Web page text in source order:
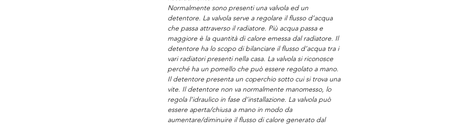
Normalmente sono presenti una valvola ed un
detentore. La valvola serve a regolare il flusso d’acqua
che passa attraverso il radiatore. Più acqua passa e
maggiore è la quantità di calore emessa dal radiatore. Il
detentore ha lo scopo di bilanciare il flusso d’acqua tra i
vari radiatori presenti nella casa. La valvola si riconosce
perché ha un pomello che può essere regolato a mano.
Il detentore presenta un coperchio sotto cui si trova una
vite. Il detentore non va normalmente manomesso, lo
regola l’idraulico in fase d’installazione. La valvola può
essere aperta/chiusa a mano in modo da
aumentare/diminuire il flusso di calore generato dal